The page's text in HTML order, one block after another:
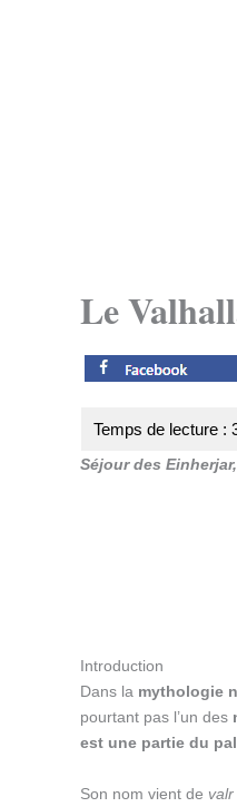
Le
Séjour des
Introduction
Dans la mythologie
pourtant pas l’un des
est une partie du
Son nom vient de valr